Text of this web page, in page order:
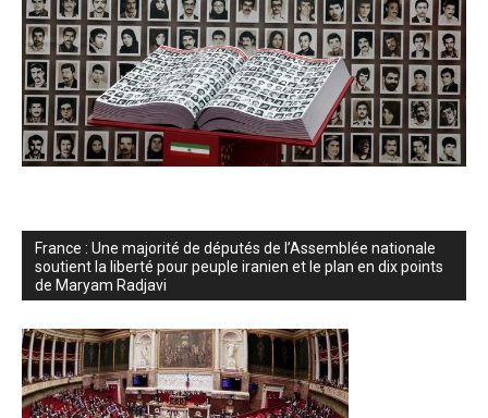
France : Une majorité de députés de l’Assemblée nationale
soutient la liberté pour peuple iranien et le plan en dix points
de Maryam Radjavi